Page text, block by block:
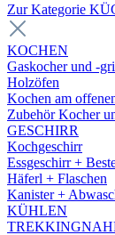
Zur Kategorie
KOCHEN
Gaskocher und -
Holzöfen
Kochen am
Zubehör Kocher
GESCHIRR
Kochgeschirr
Essgeschirr +
Häferl + Flaschen
Kanister +
KÜHLEN